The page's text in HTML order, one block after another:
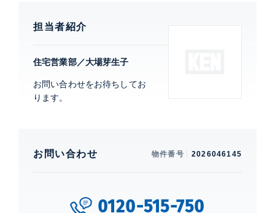
部屋設備
室内洗濯機置場、 洗浄便座、 バストイレ
ステムキッチン
建物設備・施設
新耐震構造、 エレベーター、 宅配ボックス、 トランク
ツ光ネクスト」「KDDIマンション光」「伊藤忠ケーブ
担当者紹介
住宅営業部／大場芽生子
お問い合わせをお待ちしてお
ります。
お問い合わせ 物件番号 2026046145
0120-515-750